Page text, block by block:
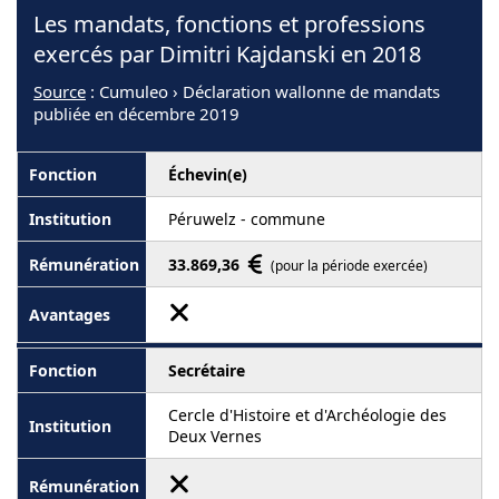
Les mandats, fonctions et professions
exercés par Dimitri Kajdanski en 2018
Source : Cumuleo › Déclaration wallonne de mandats
publiée en décembre 2019
Échevin(e)
Péruwelz - commune
33.869,36 (pour la période exercée)
Secrétaire
Cercle d'Histoire et d'Archéologie des
Deux Vernes